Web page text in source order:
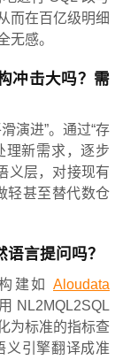
而在百亿级明细
无感。
冲击大吗？需
演进”。通过“存
理新需求，逐步
义层，对接现有
轻甚至替代数仓
言提问吗？
建如 Aloudata
NL2MQL2SQL
为标准的指标查
义引擎翻译成准